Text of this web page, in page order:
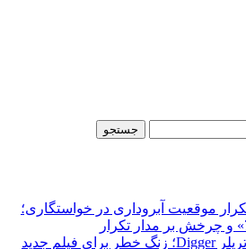
موقعیت آبروداری در خواستگاری؛
استقبال کم‌رمق از تریلر Digger؛ زنگ خطر برای فیلم جدید